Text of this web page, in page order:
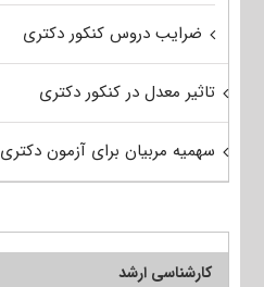
ضرایب دروس کنکور دکتری
تاثیر معدل در کنکور دکتری
سهمیه مربیان برای آزمون دکتری
کارشناسی ارشد